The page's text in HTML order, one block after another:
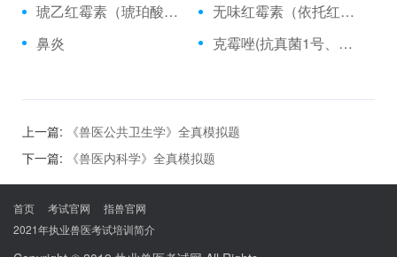
琥乙红霉素（琥珀酸红霉素、乙琥红霉素）
无味红霉素（依托红霉素）
鼻炎
克霉唑(抗真菌1号、三苯甲咪唑)
上一篇:
《兽医公共卫生学》全真模拟题
下一篇:
《兽医内科学》全真模拟题
首页 考试官网
指兽官网
2021年执业兽医考试培训简介